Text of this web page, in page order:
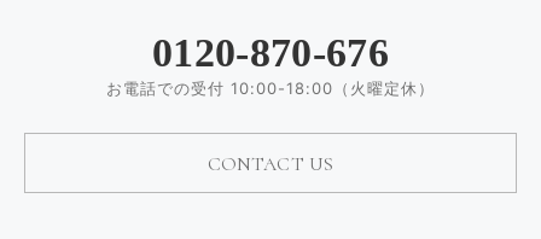
0120-870-676
お電話での受付 10:00-18:00（火曜定休）
CONTACT US